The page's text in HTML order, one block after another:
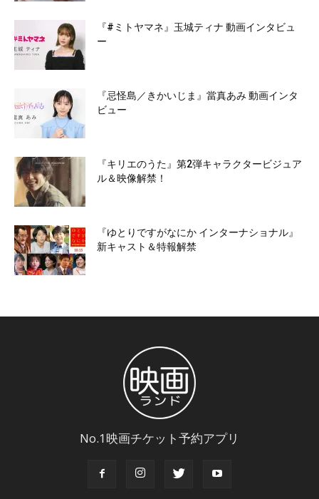
『#ミトヤマネ』玉城ティナ 動画インタビュ
ー
『忌怪島／きかいじま』當真あみ 動画インタ
ビュー
『キリエのうた』第2弾キャラクタービジュア
ル＆映像解禁！
『ゆとりですがなにか インターナショナル』
新キャスト＆特報解禁
No.1映画チケット予約アプリ